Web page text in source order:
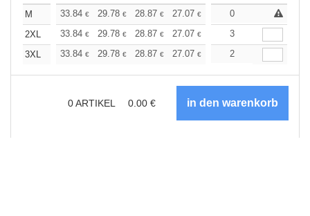
M 33.84 € 29.78 € 28.87 € 27.07 € 25.72 €
0
2XL
33.84 € 29.78 € 28.87 € 27.07 € 25.72
3
3XL
33.84 € 29.78 € 28.87 € 27.07 € 25.72
2
0ARTIKEL 0.00 €